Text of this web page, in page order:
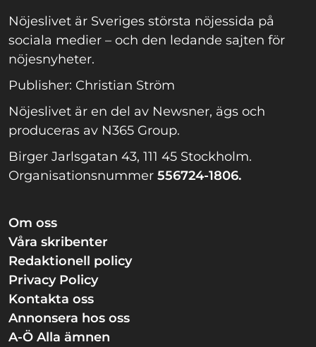
Nöjeslivet är Sveriges största nöjessida på
sociala medier – och den ledande sajten för
nöjesnyheter.
Publisher: Christian Ström
Nöjeslivet är en del av Newsner, ägs och
produceras av N365 Group.
Birger Jarlsgatan 43, 111 45 Stockholm.
Organisationsnummer 556724-1806.
Om oss
Våra skribenter
Redaktionell policy
Privacy Policy
Kontakta oss
Annonsera hos oss
A-Ö Alla ämnen